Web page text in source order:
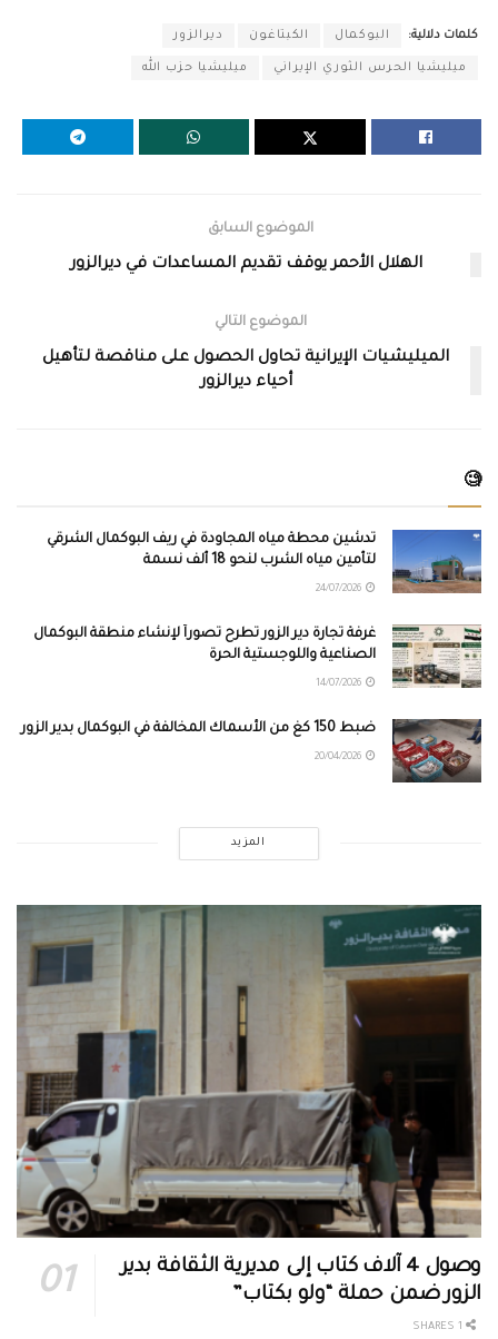
كلمات دلالية: البوكمال الكبتاغون ديرالزور
ميليشيا الحرس الثوري الإيراني ميليشيا حزب الله
الموضوع السابق
الهلال الأحمر يوقف تقديم المساعدات في ديرالزور
الموضوع التالي
الميليشيات الإيرانية تحاول الحصول على مناقصة لتأهيل
أحياء ديرالزور
🧐
تدشين محطة مياه المجاودة في ريف البوكمال الشرقي
لتأمين مياه الشرب لنحو 18 ألف نسمة
غرفة تجارة دير الزور تطرح تصوراً لإنشاء منطقة البوكمال
الصناعية واللوجستية الحرة
ضبط 150 كغ من الأسماك المخالفة في البوكمال بدير الزور
المزيد
وصول 4 آلاف كتاب إلى مديرية الثقافة بدير
الزور ضمن حملة “ولو بكتاب”